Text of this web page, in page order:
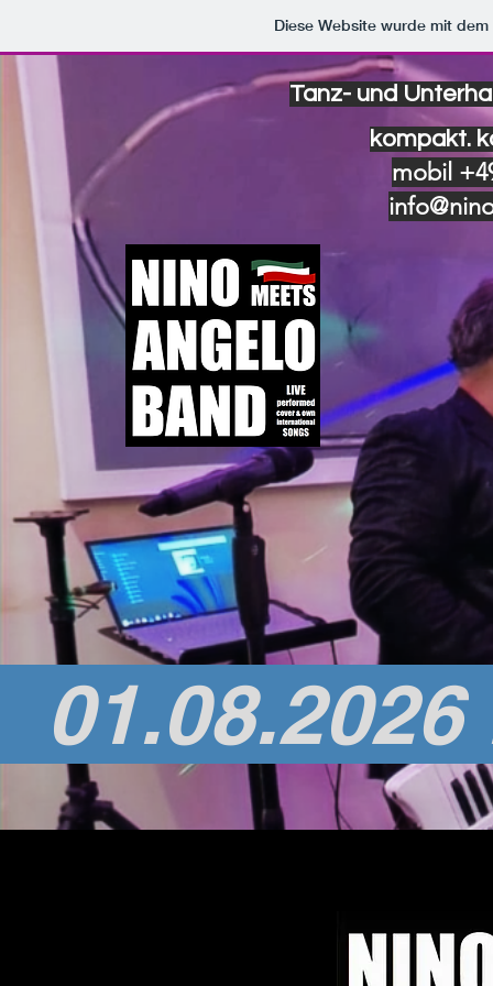
Diese Website wurde mit
mobil
Tanz- und
kompakt.